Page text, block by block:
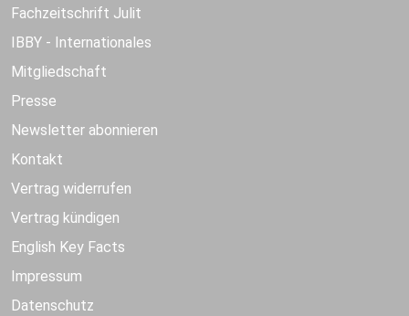
Fachzeitschrift Julit
IBBY - Internationales
Mitgliedschaft
Presse
Newsletter abonnieren
Kontakt
Vertrag widerrufen
Vertrag kündigen
English Key Facts
Impressum
Datenschutz